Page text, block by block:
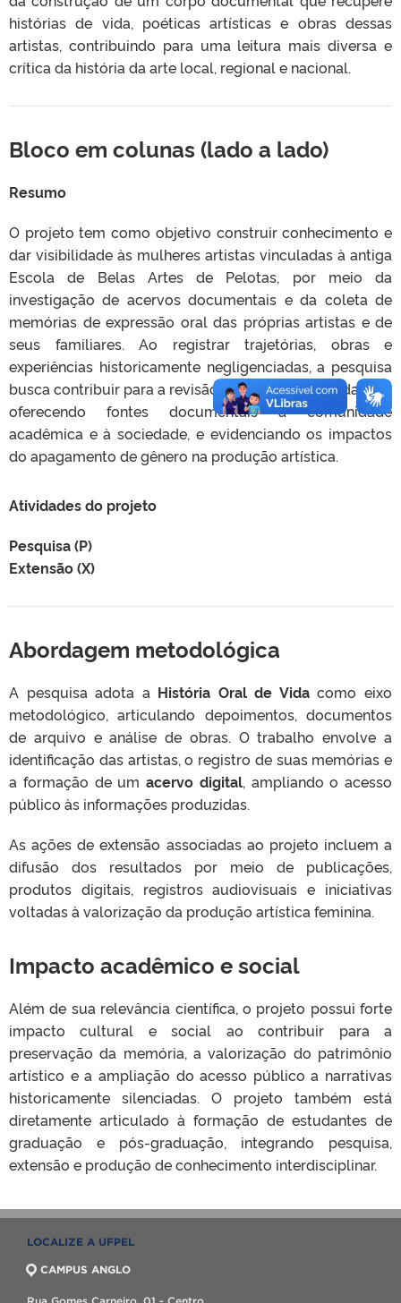
histórias de vida, poéticas artísticas e obras dessas
artistas, contribuindo para uma leitura mais diversa e
crítica da história da arte local, regional e nacional.
Bloco em colunas (lado a lado)
Resumo
O projeto tem como objetivo construir conhecimento e
dar visibilidade às mulheres artistas vinculadas à antiga
Escola de Belas Artes de Pelotas, por meio da
investigação de acervos documentais e da coleta de
memórias de expressão oral das próprias artistas e de
seus familiares. Ao registrar trajetórias, obras e
experiências historicamente negligenciadas, a pesquisa
busca contribuir para a revisão crítica da história da arte,
oferecendo fontes documentais à comunidade
acadêmica e à sociedade, e evidenciando os impactos
do apagamento de gênero na produção artística.
Atividades do projeto
Pesquisa (P)
Extensão (X)
Abordagem metodológica
A pesquisa adota a História Oral de Vidacomo eixo
metodológico, articulando depoimentos, documentos
de arquivo e análise de obras. O trabalho envolve a
identificação das artistas, o registro de suas memórias e
a formação de um acervo digital, ampliando o acesso
público às informações produzidas.
As ações de extensão associadas ao projeto incluem a
difusão dos resultados por meio de publicações,
produtos digitais, registros audiovisuais e iniciativas
voltadas à valorização da produção artística feminina.
Impacto acadêmico e social
Além de sua relevância científica, o projeto possui forte
impacto cultural e social ao contribuir para a
preservação da memória, a valorização do patrimônio
artístico e a ampliação do acesso público a narrativas
historicamente silenciadas. O projeto também está
diretamente articulado à formação de estudantes de
graduação e pós-graduação, integrando pesquisa,
extensão e produção de conhecimento interdisciplinar.
LOCALIZE A UFPEL
CAMPUS ANGLO